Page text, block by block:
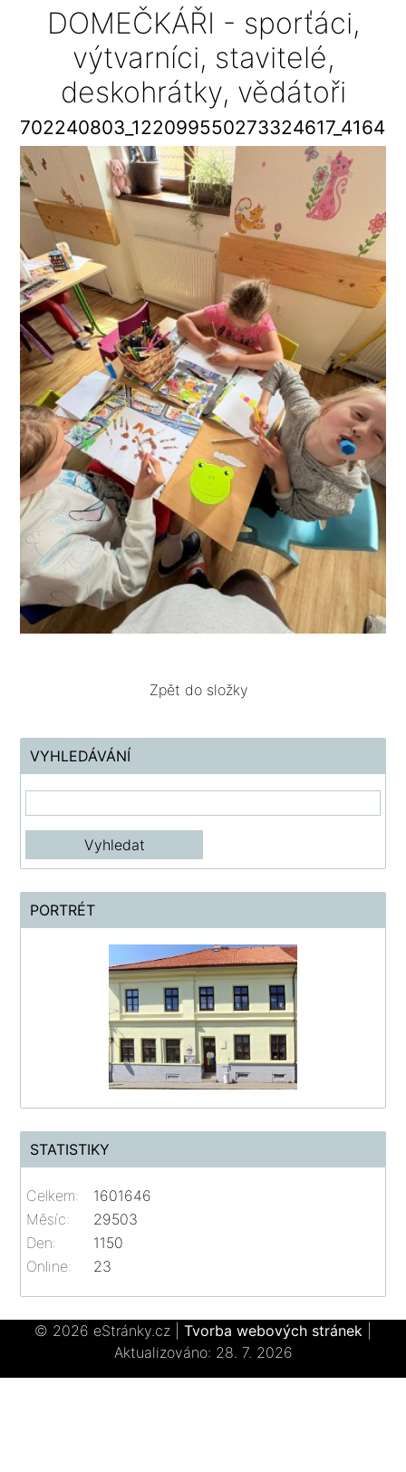
DOMEČKÁŘI - sporťáci,
výtvarníci, stavitelé,
deskohrátky, vědátoři
Zpět do složky
VYHLEDÁVÁNÍ
PORTRÉT
STATISTIKY
Online: 23
Celkem:
1601646
Měsíc:
29503
Den:
1150
© 2026 eStránky.cz Tvorba webových stránek
Aktualizováno: 28. 7. 2026